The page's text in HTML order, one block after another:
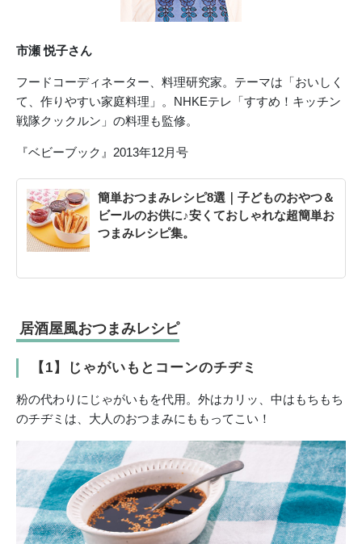
市瀬 悦子さん
フードコーディネーター、料理研究家。テーマは「おいしく
て、作りやすい家庭料理」。NHKEテレ「すすめ！キッチン
戦隊クックルン」の料理も監修。
『ベビーブック』2013年12月号
簡単おつまみレシピ8選｜子どものおやつ＆
ビールのお供に♪安くておしゃれな超簡単お
つまみレシピ集。
居酒屋風おつまみレシピ
【1】じゃがいもとコーンのチヂミ
粉の代わりにじゃがいもを代用。外はカリッ、中はもちもち
のチヂミは、大人のおつまみにももってこい！